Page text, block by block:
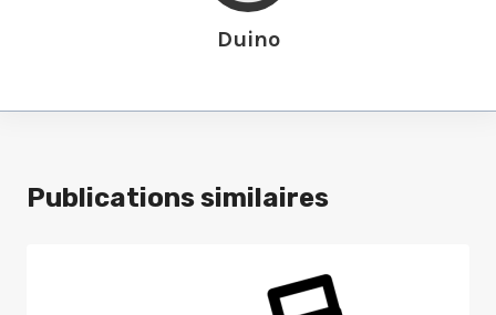
Duino
Publications similaires